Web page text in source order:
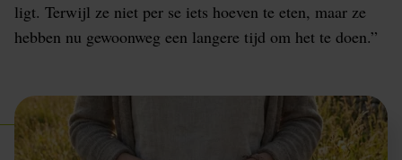
ligt. Terwijl ze niet per se iets hoeven te eten, maar ze
hebben nu gewoonweg een langere tijd om het te doen.”